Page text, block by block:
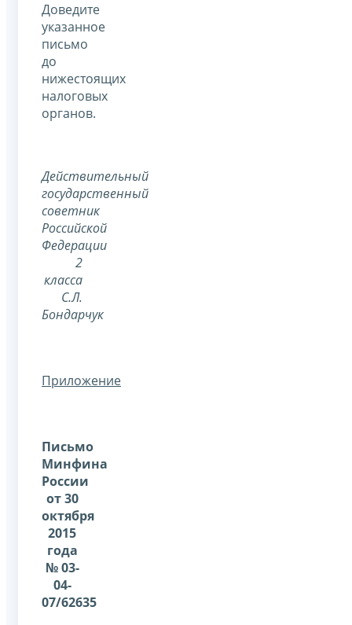
Доведите
указанное
письмо
до
нижестоящих
налоговых
органов.
Действительный
государственный
советник
Российской
Федерации
2
класса
С.Л.
Бондарчук
Приложение
Письмо
Минфина
России
от 30
октября
2015
года
№ 03-
04-
07/62635